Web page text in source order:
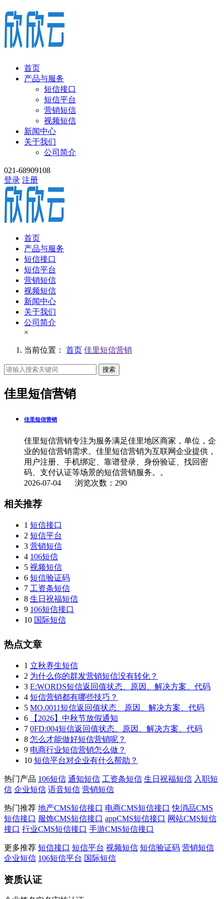
首页
产品与服务
短信接口
短信平台
营销短信
视频短信
新闻中心
关于我们
公司简介
021-68909108
登录 注册
首页
产品与服务
短信接口
短信平台
营销短信
视频短信
新闻中心
关于我们
公司简介
×
当前位置： 首页 佳里短信营销
搜索
佳里短信营销
佳里短信营销
佳里短信营销专注为服务满足佳里地区商家，单位，企
业的短信营销需求。佳里短信营销为互联网企业提供，
用户注册、手机绑定、靠谱登录、身份验证、找回密
码、支付认证等场景的短信营销服务。。
2026-07-04 浏览次数：290
相关推荐
1 短信接口
2 短信平台
3 营销短信
4 106短信
5 视频短信
6 短信验证码
7 工资条短信
8 生日祝福短信
9 106短信接口
10 国际短信
热点文章
1 立秋养生短信
2 为什么你的群发营销短信没有转化？
3 E:WORDS短信返回值状态、原因、解决方案、代码
4 短信营销都有哪些技巧？
5 MO.0011短信返回值状态、原因、解决方案、代码
6
【2026】中秋节放假通知
7 0FD:004短信返回值状态、原因、解决方案、代码
8 怎么才能做好短信营销呢？
9 电商行业短信营销怎么做？
10 短信平台对企业有什么帮助？
热门产品 106短信 通知短信 工资条短信 生日祝福短信 入职短
信 企业短信 语音短信 营销短信
热门推荐 地产CMS短信接口 电商CMS短信接口 快消品CMS
短信接口 服饰CMS短信接口 appCMS短信接口 网站CMS短信
接口 行业CMS短信接口 手游CMS短信接口
更多推荐 短信接口 短信平台 视频短信 短信验证码 营销短信
企业短信 106短信平台 国际短信
资质认证